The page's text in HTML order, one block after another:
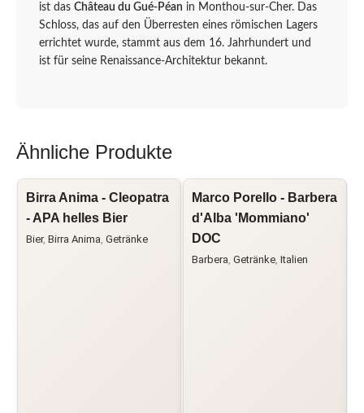
ist das Château du Gué-Péan in Monthou-sur-Cher. Das
Schloss, das auf den Überresten eines römischen Lagers
errichtet wurde, stammt aus dem 16. Jahrhundert und
ist für seine Renaissance-Architektur bekannt.
Ähnliche Produkte
Birra Anima - Cleopatra
- APA helles Bier
Bier, Birra Anima Getränke
Marco Porello - Barbera
d'Alba 'Mommiano'
DOC
Barbera Getränke Italien